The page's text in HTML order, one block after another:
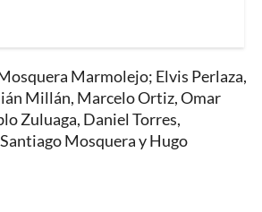
Marmolejo; Elvis Perlaza,
Millán, Marcelo Ortiz, Omar
Zuluaga, Daniel Torres,
Mosquera y Hugo